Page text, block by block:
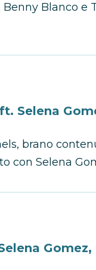
Blanco e
Selena
brano
con Selena